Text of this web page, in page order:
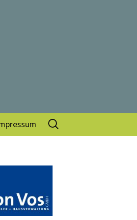
Suchen
nach: